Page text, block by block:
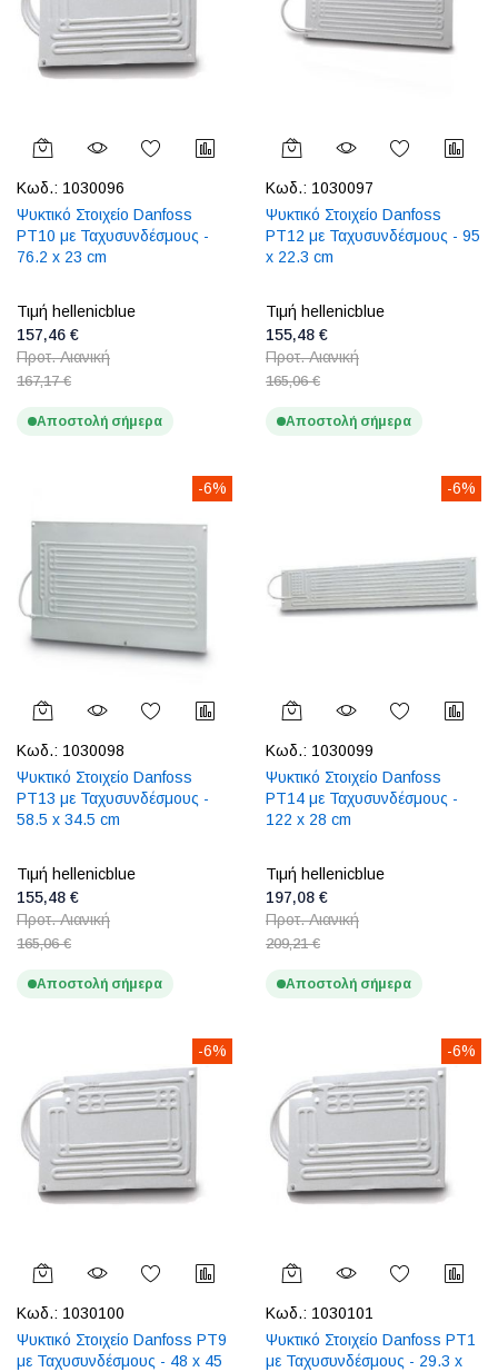
Κωδ.: 1030096
Ψυκτικό Στοιχείο Danfoss
PT10 με Ταχυσυνδέσμους -
76.2 x 23 cm
Τιμή hellenicblue
157,46 €
Προτ. Λιανική
167,17 €
Αποστολή σήμερα
Κωδ.: 1030097
Ψυκτικό Στοιχείο Danfoss
PT12 με Ταχυσυνδέσμους - 95
x 22.3 cm
Τιμή hellenicblue
155,48 €
Προτ. Λιανική
165,06 €
Αποστολή σήμερα
-6%
Κωδ.: 1030098
Ψυκτικό Στοιχείο Danfoss
PT13 με Ταχυσυνδέσμους -
58.5 x 34.5 cm
Τιμή hellenicblue
155,48 €
Προτ. Λιανική
165,06 €
Αποστολή σήμερα
-6%
Κωδ.: 1030099
Ψυκτικό Στοιχείο Danfoss
PT14 με Ταχυσυνδέσμους -
122 x 28 cm
Τιμή hellenicblue
197,08 €
Προτ. Λιανική
209,21 €
Αποστολή σήμερα
-6%
Κωδ.: 1030100
Ψυκτικό Στοιχείο Danfoss PT9
με Ταχυσυνδέσμους - 48 x 45
-6%
Κωδ.: 1030101
Ψυκτικό Στοιχείο Danfoss PT1
με Ταχυσυνδέσμους - 29.3 x